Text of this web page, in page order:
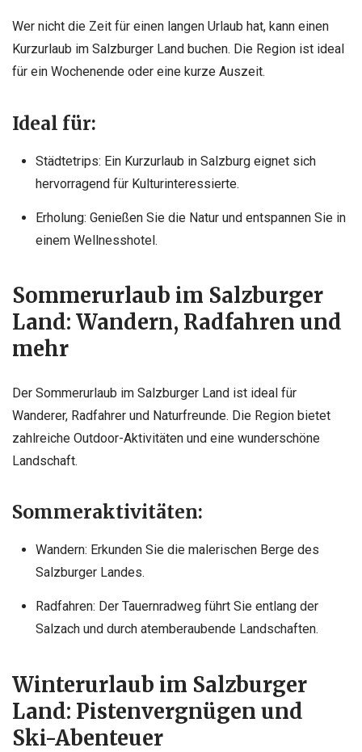
Wer nicht die Zeit für einen langen Urlaub hat, kann einen
Kurzurlaub im Salzburger Land buchen. Die Region ist ideal
für ein Wochenende oder eine kurze Auszeit.
Ideal für:
Städtetrips: Ein Kurzurlaub in Salzburg eignet sich
hervorragend für Kulturinteressierte.
Erholung: Genießen Sie die Natur und entspannen Sie in
einem Wellnesshotel.
Sommerurlaub im Salzburger
Land: Wandern, Radfahren und
mehr
Der Sommerurlaub im Salzburger Land ist ideal für
Wanderer, Radfahrer und Naturfreunde. Die Region bietet
zahlreiche Outdoor-Aktivitäten und eine wunderschöne
Landschaft.
Sommeraktivitäten:
Wandern: Erkunden Sie die malerischen Berge des
Salzburger Landes.
Radfahren: Der Tauernradweg führt Sie entlang der
Salzach und durch atemberaubende Landschaften.
Winterurlaub im Salzburger
Land: Pistenvergnügen und
Ski-Abenteuer